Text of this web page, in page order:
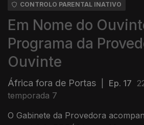
CONTROLO PARENTAL INATIVO
Em Nome do
Programa da
Ouvinte
África fora de Portas Ep. 17
temporada 7
O Gabinete da Provedora